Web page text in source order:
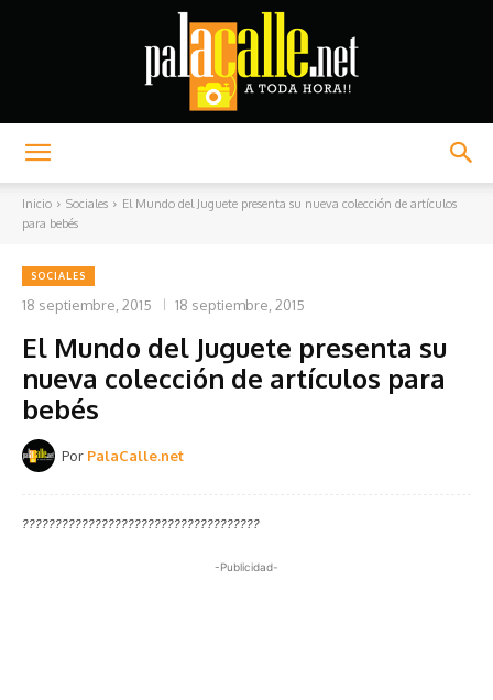
Inicio Sociales
El Mundo del Juguete presenta su nueva colección de artículos
para bebés
SOCIALES
18 septiembre, 2015 18 septiembre, 2015
El Mundo del Juguete presenta su
nueva colección de artículos para
bebés
Por PalaCalle.net
????????????????????????????????????
-Publicidad-